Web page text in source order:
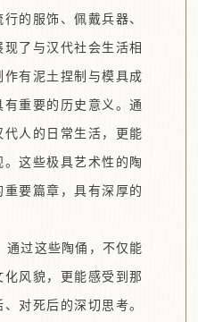
的服饰、佩戴兵器、
了与汉代社会生活相
有泥土捏制与模具成
重要的历史意义。通
人的日常生活，更能
这些极具艺术性的陶
要篇章，具有深厚的
通过这些陶俑，不仅能
风貌，更能感受到那
对死后的深切思考。